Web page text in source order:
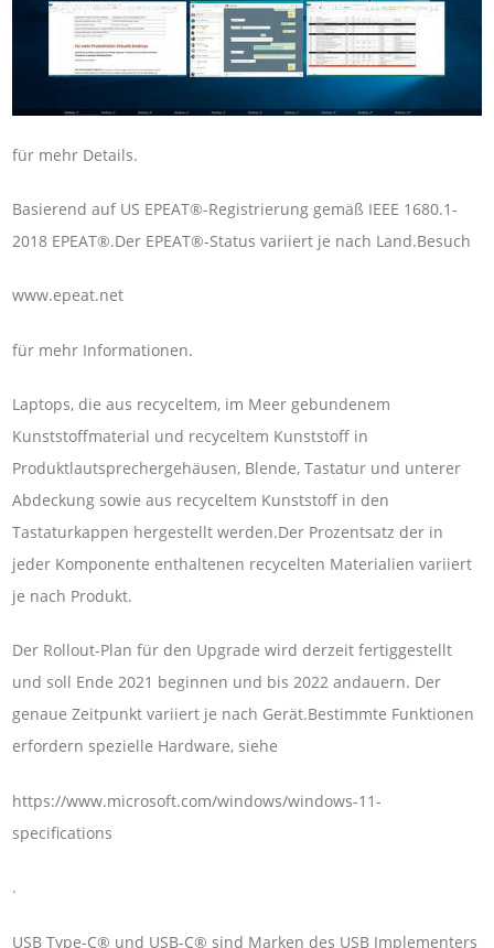
für mehr Details.
Basierend auf US EPEAT®-Registrierung gemäß IEEE 1680.1-
2018 EPEAT®.Der EPEAT®-Status variiert je nach Land.Besuch
www.epeat.net
für mehr Informationen.
Laptops, die aus recyceltem, im Meer gebundenem
Kunststoffmaterial und recyceltem Kunststoff in
Produktlautsprechergehäusen, Blende, Tastatur und unterer
Abdeckung sowie aus recyceltem Kunststoff in den
Tastaturkappen hergestellt werden.Der Prozentsatz der in
jeder Komponente enthaltenen recycelten Materialien variiert
je nach Produkt.
Der Rollout-Plan für den Upgrade wird derzeit fertiggestellt
und soll Ende 2021 beginnen und bis 2022 andauern. Der
genaue Zeitpunkt variiert je nach Gerät.Bestimmte Funktionen
erfordern spezielle Hardware, siehe
https://www.microsoft.com/windows/windows-11-
specifications
.
USB Type-C® und USB-C® sind Marken des USB Implementers